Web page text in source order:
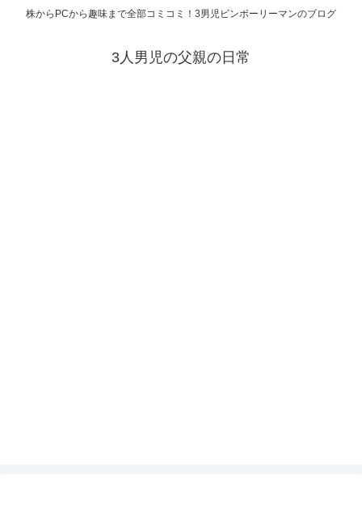
株からPCから趣味まで全部コミコミ！3男児ビンボーリーマンのブログ
3人男児の父親の日常